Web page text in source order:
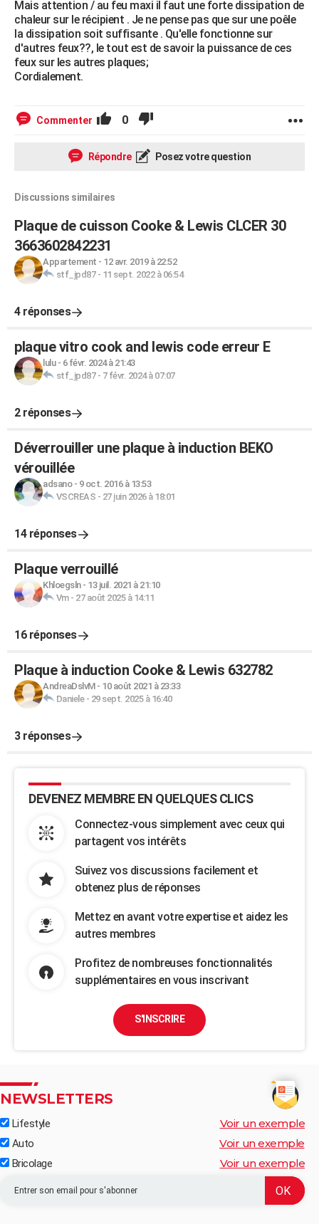
Mais attention / au feu maxi il faut une forte dissipation de
chaleur sur le récipient . Je ne pense pas que sur une poêle
la dissipation soit suffisante . Qu'elle fonctionne sur
d'autres feux??, le tout est de savoir la puissance de ces
feux sur les autres plaques;
Cordialement.
Commenter 0
Répondre Posez votre question
Discussions similaires
Plaque de cuisson Cooke & Lewis CLCER 30
3663602842231
Appartement - 12 avr. 2019 à 22:52
stf_jpd87- 11 sept. 2022 à 06:54
4 réponses
plaque vitro cook and lewis code erreur E
lulu- 6 févr. 2024 à 21:43
stf_jpd87- 7 févr. 2024 à 07:07
2 réponses
Déverrouiller une plaque à induction BEKO
vérouillée
adsano- 9 oct. 2016 à 13:53
VSCREAS - 27 juin 2026 à 18:01
14 réponses
Plaque verrouillé
Khloegsln- 13 juil. 2021 à 21:10
Vm- 27 août 2025 à 14:11
16 réponses
Plaque à induction Cooke & Lewis 632782
AndreaDslvM- 10 août 2021 à 23:33
Daniele- 29 sept. 2025 à 16:40
3 réponses
DEVENEZ MEMBRE EN QUELQUES CLICS
Connectez-vous simplement avec ceux qui
partagent vos intérêts
Suivez vos discussions facilement et
obtenez plus de réponses
Mettez en avant votre expertise et aidez les
autres membres
Profitez de nombreuses fonctionnalités
supplémentaires en vous inscrivant
S'INSCRIRE
NEWSLETTERS
Lifestyle Voir un exemple
Auto Voir un exemple
Bricolage Voir un exemple